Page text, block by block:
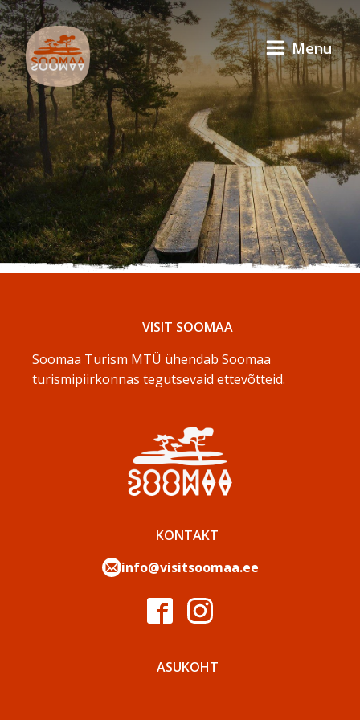
Menu
VISIT SOOMAA
Soomaa Turism MTÜ ühendab Soomaa
turismipiirkonnas tegutsevaid ettevõtteid.
KONTAKT
info@visitsoomaa.ee
ASUKOHT